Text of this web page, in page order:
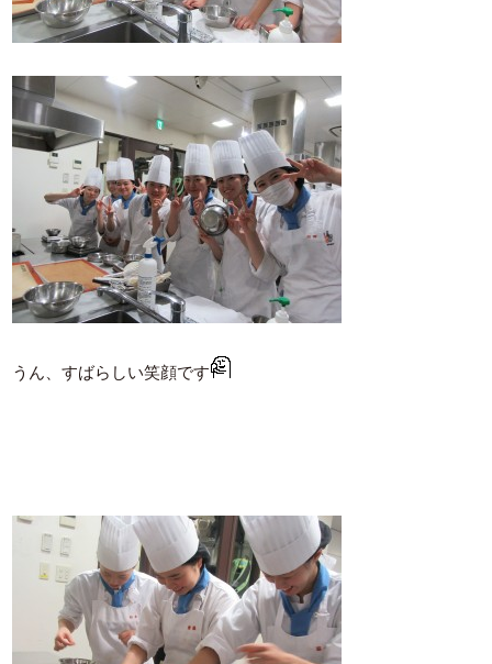
うん、すばらしい笑顔です